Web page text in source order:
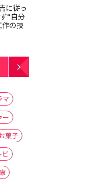
に従っ
“自分
作の技
マ
ー
菓子
ビ